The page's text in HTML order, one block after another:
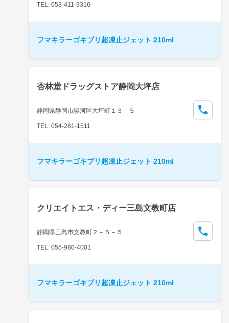
TEL: 053-411-3316
フマキラーゴキブリ超凍止ジェット 210ml
杏林堂ドラッグストア静岡大坪店
静岡県静岡市駿河区大坪町１３－５
TEL: 054-281-1511
フマキラーゴキブリ超凍止ジェット 210ml
クリエイトエス・ディー三島文教町店
静岡県三島市文教町２－５－５
TEL: 055-980-4001
フマキラーゴキブリ超凍止ジェット 210ml